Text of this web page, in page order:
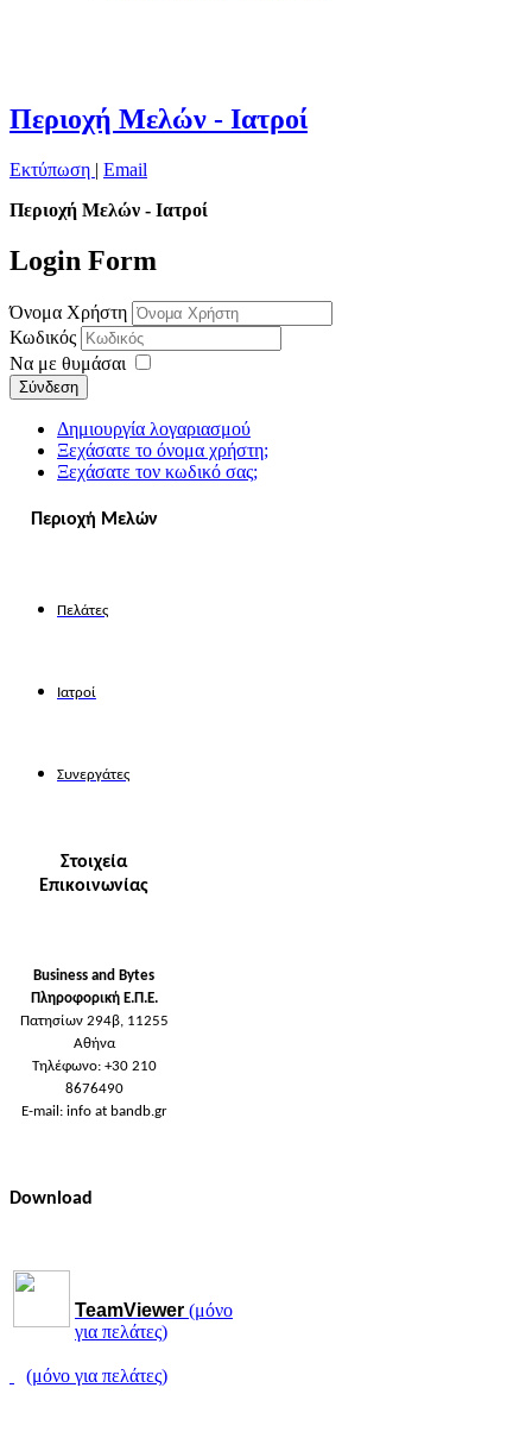
Περιοχή Μελών - Ιατροί
Εκτύπωση | Email
Περιοχή Μελών - Ιατροί
Login Form
Όνομα Χρήστη
Κωδικός
Να με θυμάσαι
Σύνδεση
Δημιουργία λογαριασμού
Ξεχάσατε το όνομα χρήστη;
Ξεχάσατε τον κωδικό σας;
Περιοχή Μελών
Πελάτες
Ιατροί
Συνεργάτες
Στοιχεία
Επικοινωνίας
Business and Bytes
Πληροφορική Ε.Π.Ε.
Πατησίων 294β, 11255
Αθήνα
Τηλέφωνο: +30 210
8676490
E-mail: info at bandb.gr
Download
TeamViewer (μόνο
για πελάτες)
(μόνο για πελάτες)